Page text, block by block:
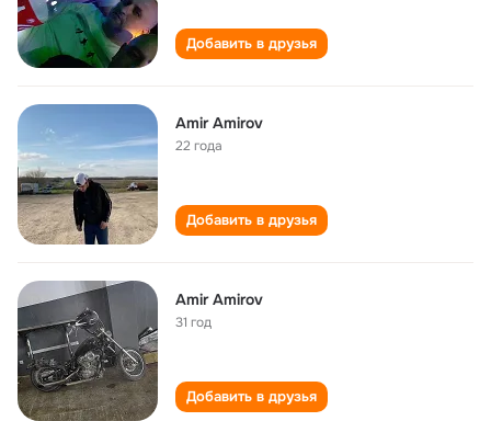
Добавить в друзья
Amir Amirov
22 года
Добавить в друзья
Amir Amirov
31 год
Добавить в друзья